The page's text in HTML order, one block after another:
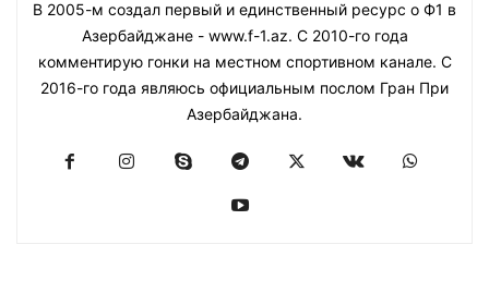
В 2005-м создал первый и единственный ресурс о Ф1 в
Азербайджане - www.f-1.az. С 2010-го года
комментирую гонки на местном спортивном канале. С
2016-го года являюсь официальным послом Гран При
Азербайджана.